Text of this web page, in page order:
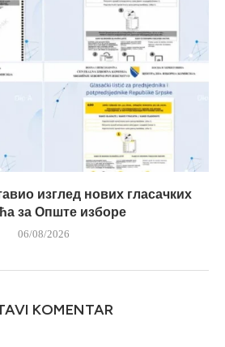
изглед нових гласачких
за Опште изборе
06/08/2026
KOMENTAR